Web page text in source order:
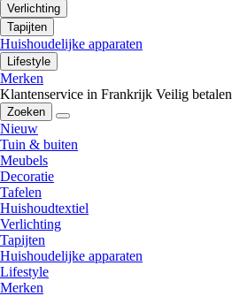
Verlichting
Tapijten
Huishoudelijke apparaten
Lifestyle
Merken
Klantenservice in Frankrijk Veilig betalen
Zoeken
Nieuw
Tuin & buiten
Meubels
Decoratie
Tafelen
Huishoudtextiel
Verlichting
Tapijten
Huishoudelijke apparaten
Lifestyle
Merken